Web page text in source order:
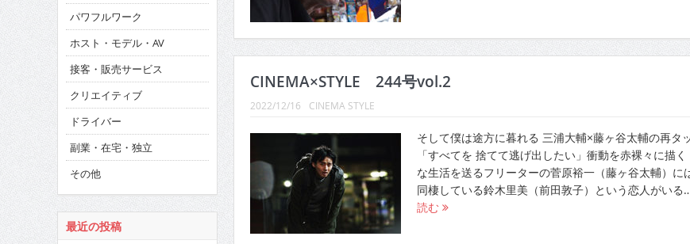
CINEMA×STYLE 244号vol.2
2022/12/16 CINEMA STYLE
そして僕は途方に暮れる 三浦大輔×藤ヶ谷太輔の再タ
「すべてを 捨てて逃げ出したい」衝動を赤裸々に描
な生活を送るフリーターの菅原裕一（藤ヶ谷太輔）に
同棲している鈴木里美（前田敦子）という恋人がいる
読む
パワフルワーク
ホスト・モデル・AV
接客・販売サービス
クリエイティブ
ドライバー
副業・在宅・独立
その他
最近の投稿